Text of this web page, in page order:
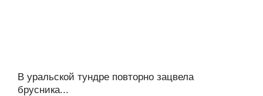
В уральской тундре повторно зацвела
брусника...